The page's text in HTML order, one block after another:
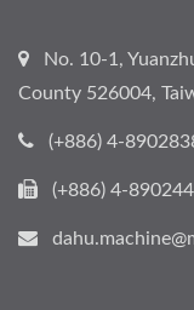
No. 10-1,
County 526004,
(+886) 4-
(+886) 4-